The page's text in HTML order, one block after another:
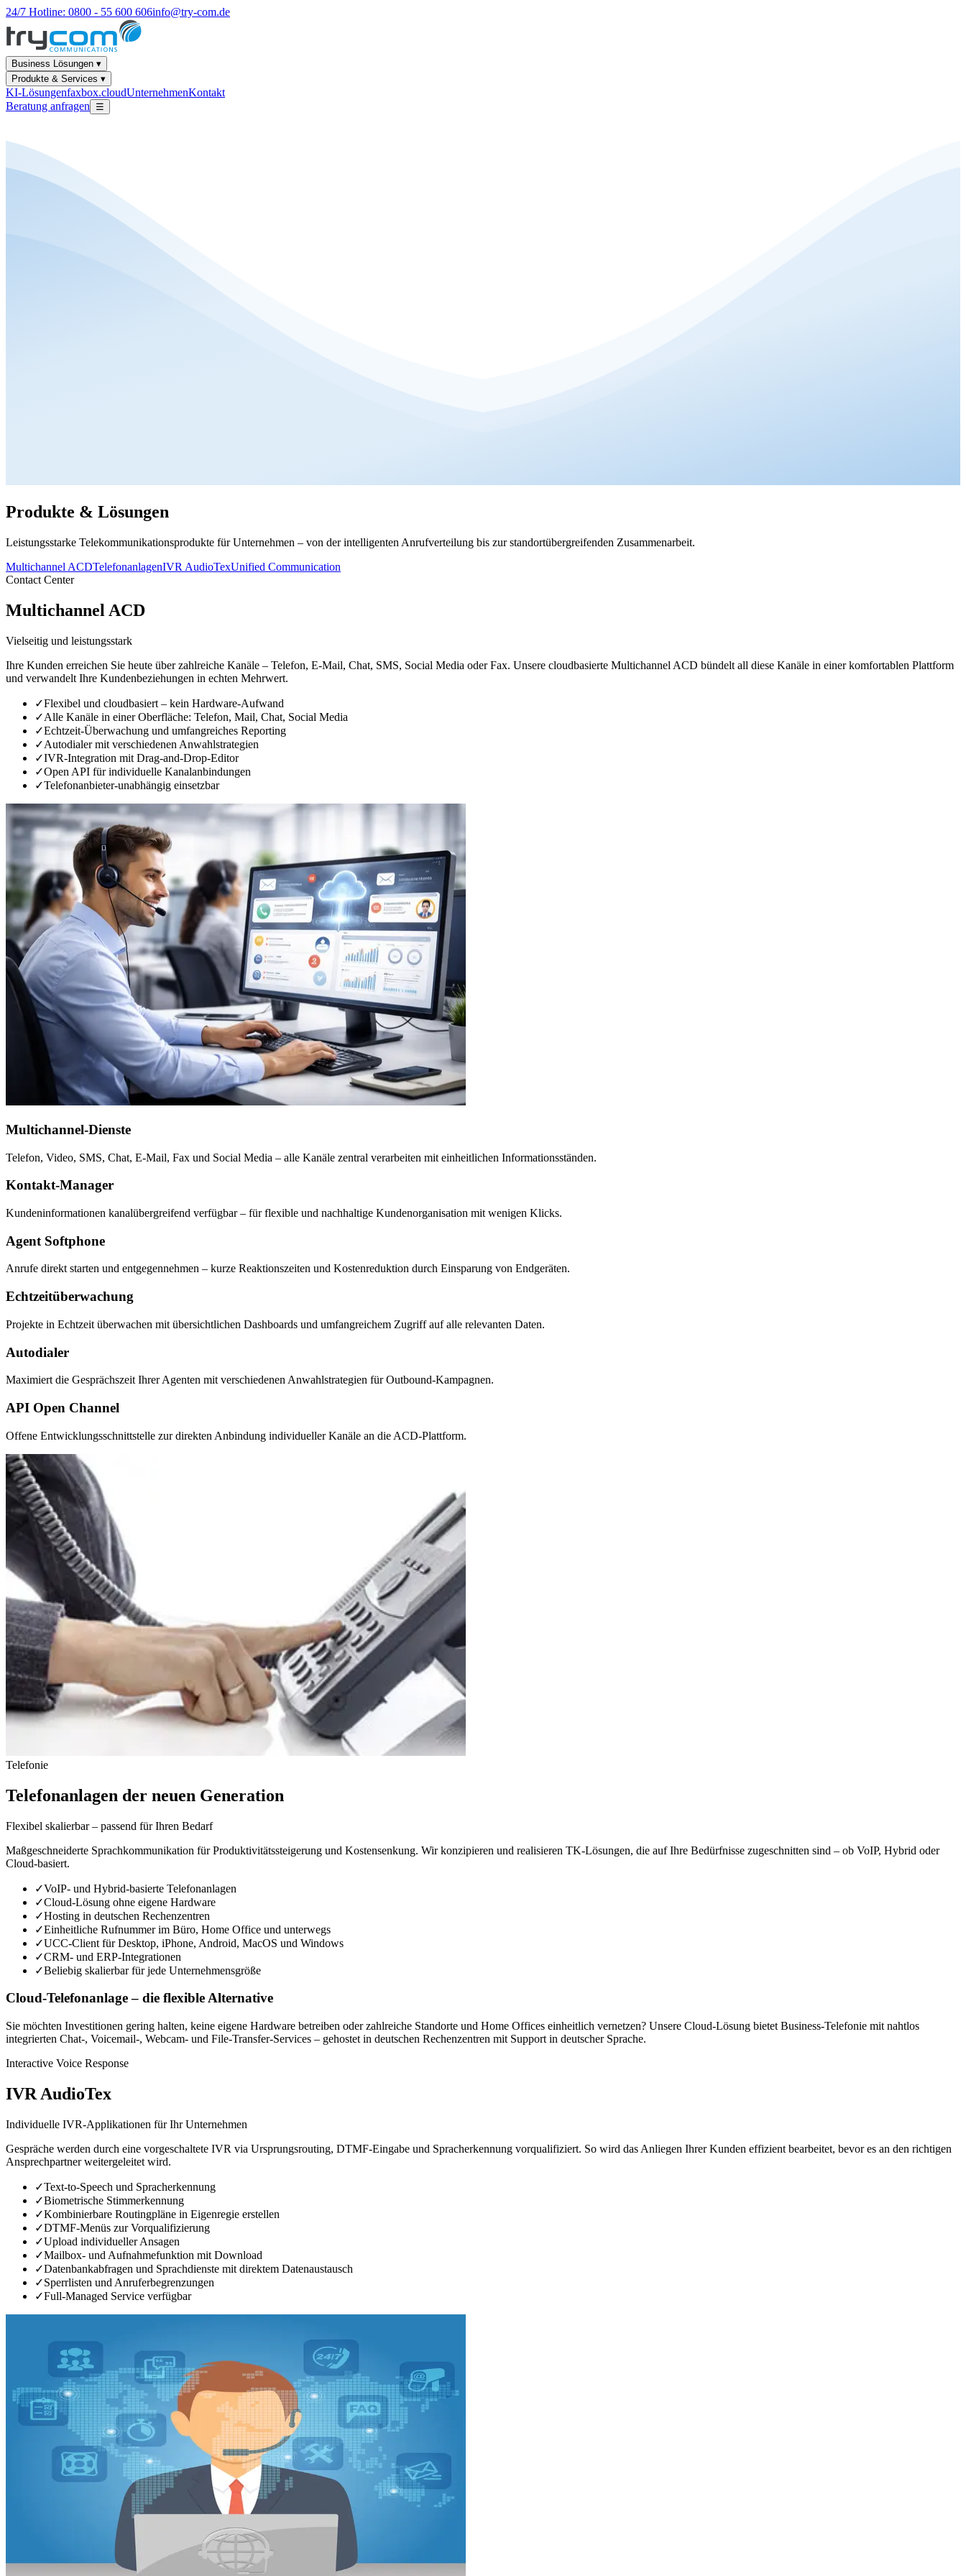
24/7 Hotline: 0800 - 55 600 606info@try-com.de
Business Lösungen ▾
Produkte & Services ▾
KI-Lösungenfaxbox.cloudUnternehmenKontakt
Beratung anfragen
☰
Produkte & Lösungen
Leistungsstarke Telekommunikationsprodukte für Unternehmen – von der intelligenten Anrufverteilung bis zur standortübergreifenden Zusammenarbeit.
Multichannel ACDTelefonanlagenIVR AudioTexUnified Communication
Contact Center
Multichannel ACD
Vielseitig und leistungsstark
Ihre Kunden erreichen Sie heute über zahlreiche Kanäle – Telefon, E-Mail, Chat, SMS, Social Media oder Fax. Unsere cloudbasierte Multichannel ACD bündelt all diese Kanäle in einer komfortablen Plattform
und verwandelt Ihre Kundenbeziehungen in echten Mehrwert.
✓Flexibel und cloudbasiert – kein Hardware-Aufwand
✓Alle Kanäle in einer Oberfläche: Telefon, Mail, Chat, Social Media
✓Echtzeit-Überwachung und umfangreiches Reporting
✓Autodialer mit verschiedenen Anwahlstrategien
✓IVR-Integration mit Drag-and-Drop-Editor
✓Open API für individuelle Kanalanbindungen
✓Telefonanbieter-unabhängig einsetzbar
Multichannel-Dienste
Telefon, Video, SMS, Chat, E-Mail, Fax und Social Media – alle Kanäle zentral verarbeiten mit einheitlichen Informationsständen.
Kontakt-Manager
Kundeninformationen kanalübergreifend verfügbar – für flexible und nachhaltige Kundenorganisation mit wenigen Klicks.
Agent Softphone
Anrufe direkt starten und entgegennehmen – kurze Reaktionszeiten und Kostenreduktion durch Einsparung von Endgeräten.
Echtzeitüberwachung
Projekte in Echtzeit überwachen mit übersichtlichen Dashboards und umfangreichem Zugriff auf alle relevanten Daten.
Autodialer
Maximiert die Gesprächszeit Ihrer Agenten mit verschiedenen Anwahlstrategien für Outbound-Kampagnen.
API Open Channel
Offene Entwicklungsschnittstelle zur direkten Anbindung individueller Kanäle an die ACD-Plattform.
Telefonie
Telefonanlagen der neuen Generation
Flexibel skalierbar – passend für Ihren Bedarf
Maßgeschneiderte Sprachkommunikation für Produktivitätssteigerung und Kostensenkung. Wir konzipieren und realisieren TK-Lösungen, die auf Ihre Bedürfnisse zugeschnitten sind – ob VoIP, Hybrid oder
Cloud-basiert.
✓VoIP- und Hybrid-basierte Telefonanlagen
✓Cloud-Lösung ohne eigene Hardware
✓Hosting in deutschen Rechenzentren
✓Einheitliche Rufnummer im Büro, Home Office und unterwegs
✓UCC-Client für Desktop, iPhone, Android, MacOS und Windows
✓CRM- und ERP-Integrationen
✓Beliebig skalierbar für jede Unternehmensgröße
Cloud-Telefonanlage – die flexible Alternative
Sie möchten Investitionen gering halten, keine eigene Hardware betreiben oder zahlreiche Standorte und Home Offices einheitlich vernetzen? Unsere Cloud-Lösung bietet Business-Telefonie mit nahtlos
integrierten Chat-, Voicemail-, Webcam- und File-Transfer-Services – gehostet in deutschen Rechenzentren mit Support in deutscher Sprache.
Interactive Voice Response
IVR AudioTex
Individuelle IVR-Applikationen für Ihr Unternehmen
Gespräche werden durch eine vorgeschaltete IVR via Ursprungsrouting, DTMF-Eingabe und Spracherkennung vorqualifiziert. So wird das Anliegen Ihrer Kunden effizient bearbeitet, bevor es an den richtigen
Ansprechpartner weitergeleitet wird.
✓Text-to-Speech und Spracherkennung
✓Biometrische Stimmerkennung
✓Kombinierbare Routingpläne in Eigenregie erstellen
✓DTMF-Menüs zur Vorqualifizierung
✓Upload individueller Ansagen
✓Mailbox- und Aufnahmefunktion mit Download
✓Datenbankabfragen und Sprachdienste mit direktem Datenaustausch
✓Sperrlisten und Anruferbegrenzungen
✓Full-Managed Service verfügbar